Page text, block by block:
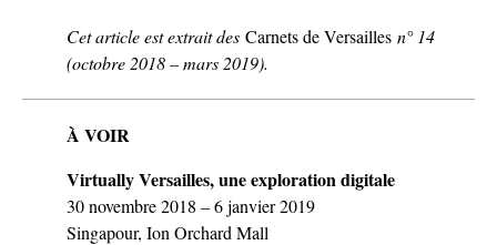
Cet article est extrait des Carnets de Versailles n° 14
(octobre 2018 – mars 2019).
À VOIR
Virtually Versailles, une exploration digitale
30 novembre 2018 – 6 janvier 2019
Singapour, Ion Orchard Mall